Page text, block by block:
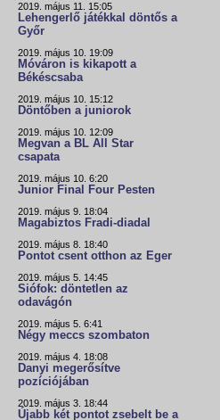
2019. május 11. 15:05
Lehengerlő játékkal döntős a
Győr
2019. május 10. 19:09
Móváron is kikapott a
Békéscsaba
2019. május 10. 15:12
Döntőben a juniorok
2019. május 10. 12:09
Megvan a BL All Star
csapata
2019. május 10. 6:20
Junior Final Four Pesten
2019. május 9. 18:04
Magabiztos Fradi-diadal
2019. május 8. 18:40
Pontot csent otthon az Eger
2019. május 5. 14:45
Siófok: döntetlen az
odavágón
2019. május 5. 6:41
Négy meccs szombaton
2019. május 4. 18:08
Danyi megerősítve
pozíciójában
2019. május 3. 18:44
Újabb két pontot zsebelt be a